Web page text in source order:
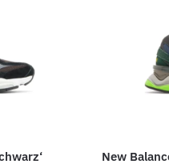
New